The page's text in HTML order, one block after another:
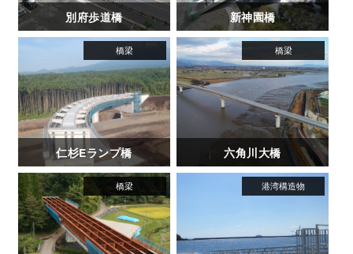
別府歩道橋 新神園橋
仁杉Eランプ橋 六角川大橋